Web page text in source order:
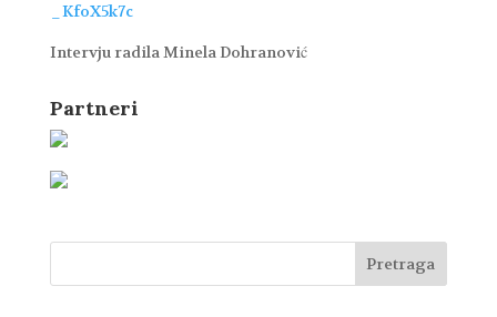
_KfoX5k7c
Intervju radila Minela Dohranović
Partneri